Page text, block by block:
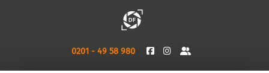
0201 - 49 58 980